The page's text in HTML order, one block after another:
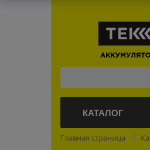
КАТАЛОГ
Главная страница